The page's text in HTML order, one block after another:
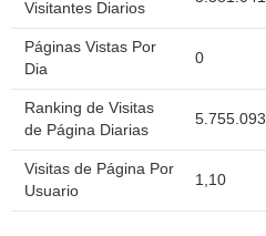
Visitantes Diarios
Páginas Vistas Por
Dia
0
Ranking de Visitas
de Página Diarias
5.755.093
Visitas de Página Por
Usuario
1,10